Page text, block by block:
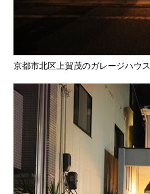
京都市北区上賀茂のガレージハウス